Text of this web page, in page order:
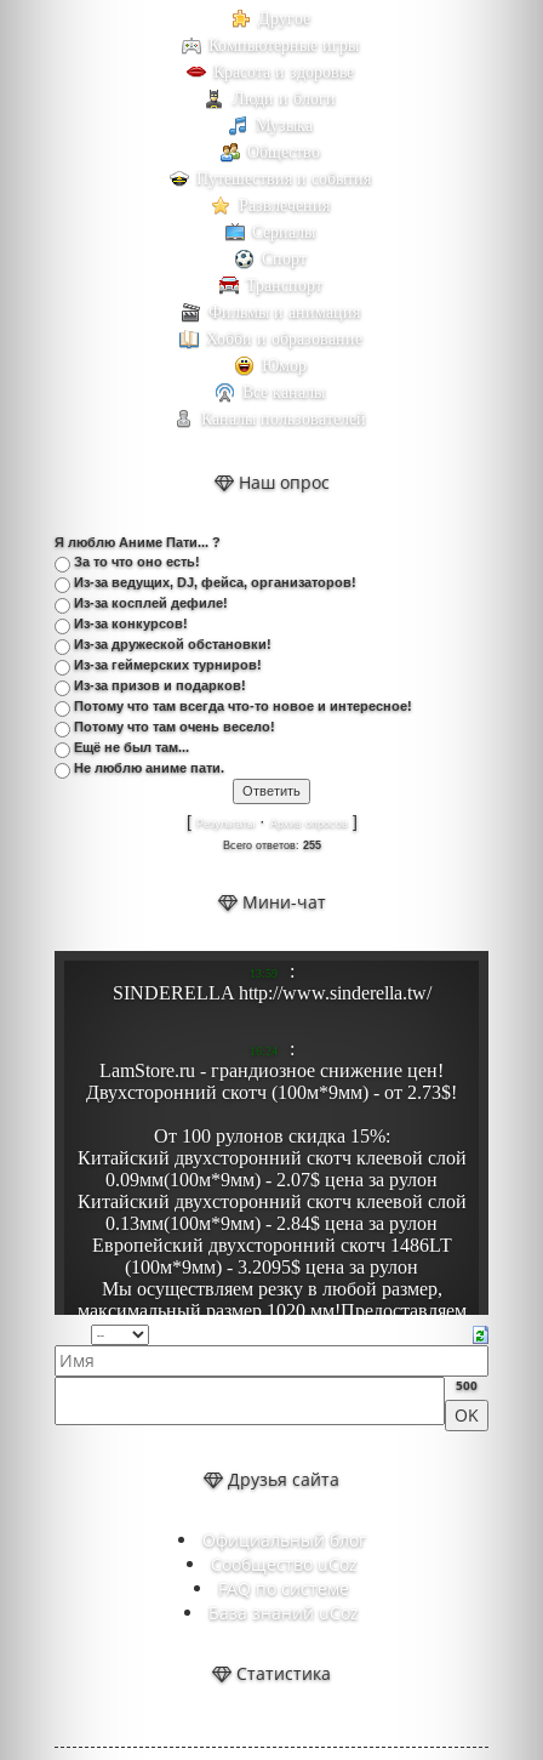
Другое
Компьютерные игры
Красота и здоровье
Люди и блоги
Музыка
Общество
Путешествия и события
Развлечения
Сериалы
Спорт
Транспорт
Фильмы и анимация
Хобби и образование
Юмор
Все каналы
Каналы пользователей
Наш опрос
Я люблю Аниме Пати... ?
За то что оно есть!
Из-за ведущих, DJ, фейса, организаторов!
Из-за косплей дефиле!
Из-за конкурсов!
Из-за дружеской обстановки!
Из-за геймерских турниров!
Из-за призов и подарков!
Потому что там всегда что-то новое и интересное!
Потому что там очень весело!
Ещё не был там...
Не люблю аниме пати.
[ Результаты · Архив опросов]
Всего ответов: 255
Мини-чат
500
Друзья сайта
Официальный блог
Сообщество uCoz
FAQ по системе
База знаний uCoz
Статистика